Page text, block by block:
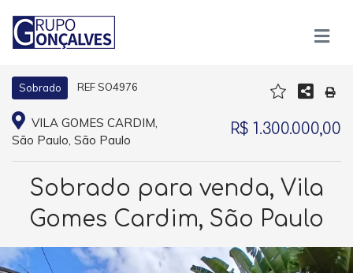
Sobrado REF SO4976
VILA GOMES CARDIM,
São Paulo, São Paulo
R$ 1.300.000,00
Sobrado para venda, Vila
Gomes Cardim, São Paulo